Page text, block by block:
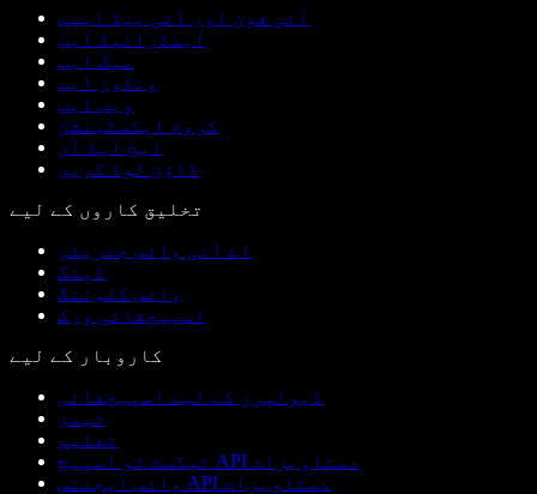
آئی فون اور آئی پیڈ ایپس
اینڈرائیڈ ایپ
میک ایپ
ونڈوز ایپ
ویب ایپ
کروم ایکسٹینشن
ایج ایڈ آن
ڈاؤن لوڈ کریں
تخلیق کاروں کے لیے
اے آئی وائس جنریٹر
ڈبنگ
وائس کلوننگ
اسپیچفائی ورک
کاروبار کے لیے
ڈیولپرز کے لیے اسپیچفائی
ٹیمز
تعلیم
ٹیکسٹ ٹو اسپیچ API دستاویزات
وائس ایجنٹس API دستاویزات